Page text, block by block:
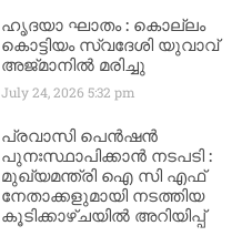
ഹൃദയാ ഘാതം : കൊല്ലം
കൊട്ടിയം സ്വദേശി യുവാവ്
അജ്മാനിൽ മരിച്ചു
July 24, 2026 5:32 pm
പ്രവാസി പെൻഷൻ
പുനഃസ്ഥാപിക്കാൻ നടപടി :
മുഖ്യമന്ത്രി ഐ സി എഫ്
നേതാക്കളുമായി നടത്തിയ
കൂടിക്കാഴ്ചയിൽ അറിയിപ്പ്